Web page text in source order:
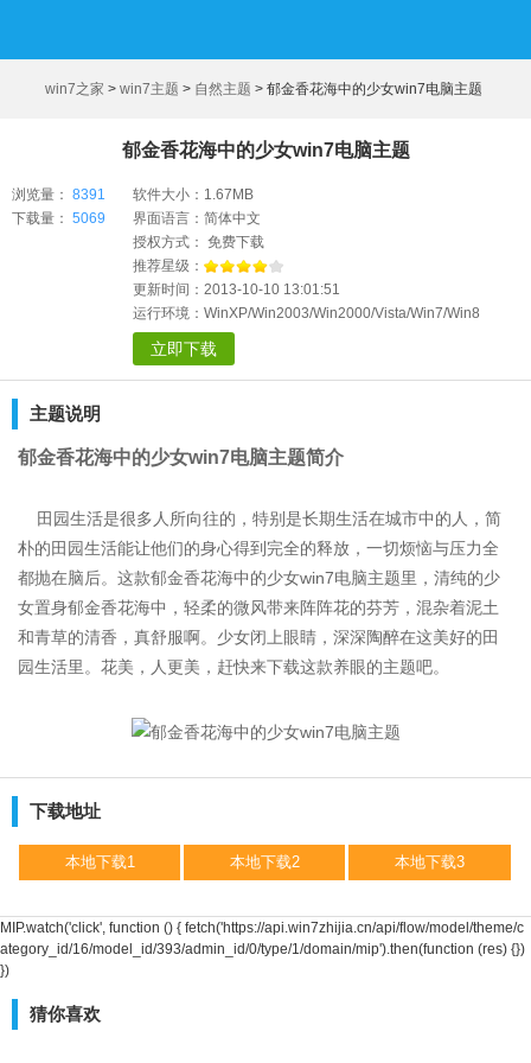
win7之家 > win7主题 > 自然主题 > 郁金香花海中的少女win7电脑主题
郁金香花海中的少女win7电脑主题
浏览量： 8391
下载量： 5069
软件大小：1.67MB
界面语言：简体中文
授权方式： 免费下载
推荐星级：
更新时间：2013-10-10 13:01:51
运行环境：WinXP/Win2003/Win2000/Vista/Win7/Win8
立即下载
主题说明
郁金香花海中的少女win7电脑主题简介
田园生活是很多人所向往的，特别是长期生活在城市中的人，简
朴的田园生活能让他们的身心得到完全的释放，一切烦恼与压力全
都抛在脑后。这款郁金香花海中的少女win7电脑主题里，清纯的少
女置身郁金香花海中，轻柔的微风带来阵阵花的芬芳，混杂着泥土
和青草的清香，真舒服啊。少女闭上眼睛，深深陶醉在这美好的田
园生活里。花美，人更美，赶快来下载这款养眼的主题吧。
下载地址
本地下载1 本地下载2 本地下载3
MIP.watch('click', function () { fetch('https://api.win7zhijia.cn/api/flow/model/theme/c
ategory_id/16/model_id/393/admin_id/0/type/1/domain/mip').then(function (res) {})
})
猜你喜欢